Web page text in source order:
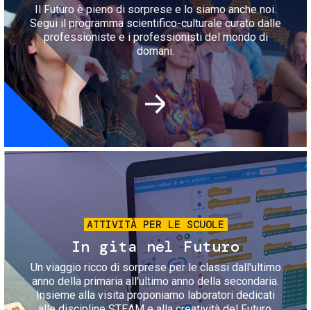
Il Futuro è pieno di sorprese e lo siamo anche noi.
Segui il programma scientifico-culturale curato dalle
professioniste e i professionisti del mondo di
domani.
Immagine
ATTIVITÀ PER LE SCUOLE
In gita nel Futuro
Un viaggio ricco di sorprese per le classi dall'ultimo
anno della primaria all'ultimo anno della secondaria.
Insieme alla visita proponiamo laboratori dedicati